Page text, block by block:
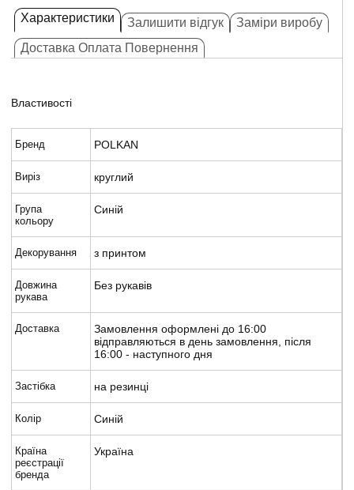
Характеристики Залишити відгук
Заміри виробу
Доставка Оплата Повернення
Властивості
Бренд POLKAN
Виріз круглий
Група
кольору
Синій
Декорування з принтом
Довжина
рукава
Без рукавів
Доставка
Замовлення оформлені до 16:00
відправляються в день замовлення, після
16:00 - наступного дня
Застібка на резинці
Колір Синій
Країна
реєстрації
бренда
Україна